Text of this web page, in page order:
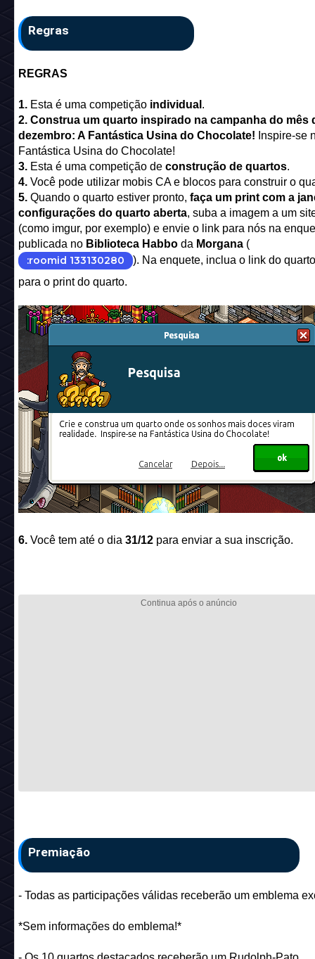
Regras
REGRAS
1. Esta é uma competição individual .
2. Construa um quarto inspirado na campanha do mês
dezembro: A Fantástica Usina do Chocolate! Inspire-se
Fantástica Usina do Chocolate!
3. Esta é uma competição de construção de quartos.
4. Você pode utilizar mobis CA e blocos para construir o
5. Quando o quarto estiver pronto, faça um print com a
configurações do quarto aberta, suba a imagem a um
(como imgur, por exemplo) e envie o link para nós na
publicada no Biblioteca Habbo da Morgana (
:roomid 133130280
). Na enquete, inclua o link do
para o print do quarto.
6. Você tem até o dia 31/12 para enviar a sua inscrição.
Premiação
- Todas as participações válidas receberão um emblema
*Sem informações do emblema!*